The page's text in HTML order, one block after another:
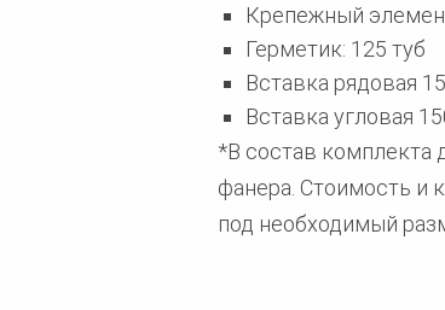
Крепежный
Герметик: 125 туб
Вставка рядовая
Вставка угловая
*В состав комплекта
фанера. Стоимость и
под необходимый